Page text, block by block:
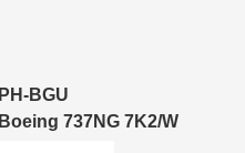
PH-BGU
Boeing 737NG 7K2/W